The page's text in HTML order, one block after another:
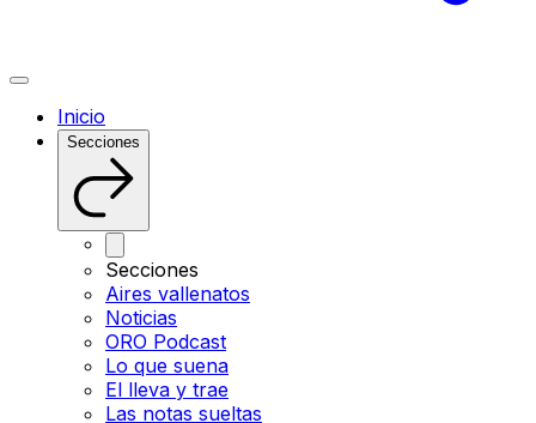
Inicio
Secciones
Secciones
Aires vallenatos
Noticias
ORO Podcast
Lo que suena
El lleva y trae
Las notas sueltas